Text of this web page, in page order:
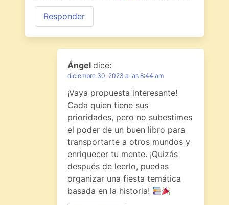
Responder
Ángel dice:
diciembre 30, 2023 a las 8:44 am
¡Vaya propuesta interesante!
Cada quien tiene sus
prioridades, pero no subestimes
el poder de un buen libro para
transportarte a otros mundos y
enriquecer tu mente. ¡Quizás
después de leerlo, puedas
organizar una fiesta temática
basada en la historia!